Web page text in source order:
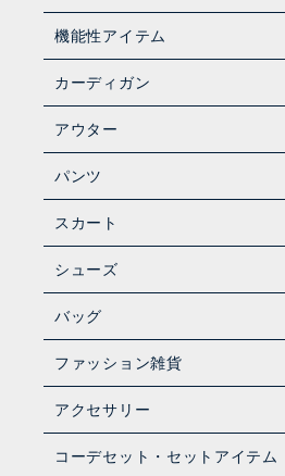
機能性アイテム
カーディガン
アウター
パンツ
スカート
シューズ
バッグ
ファッション雑貨
アクセサリー
コーデセット・セットアイテム